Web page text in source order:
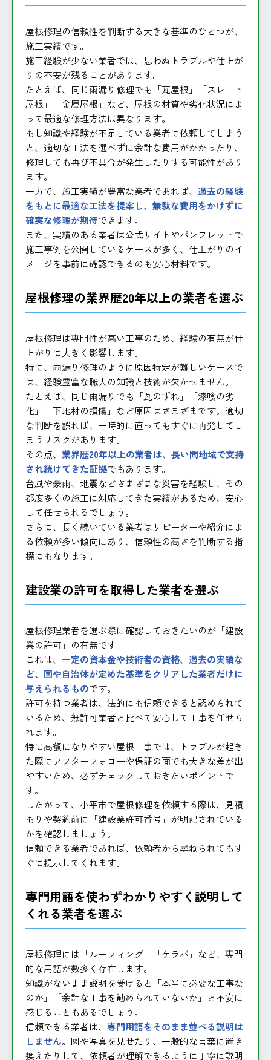
屋根修理の信頼性を判断する大きな基準のひとつが、
施工実績です。
施工経験が少ない業者では、思わぬトラブルや仕上が
りの不安が残ることがあります。
たとえば、同じ雨漏り修理でも「瓦屋根」「スレート
屋根」「金属屋根」など、屋根の材質や劣化状況によ
って最適な修理方法は異なります。
もし知識や経験が不足している業者に依頼してしまう
と、適切な工法を選べずに余計な費用がかかったり、
修理しても再び不具合が発生したりする可能性があり
ます。
一方で、施工実績が豊富な業者であれば、 過去の経験
をもとに最適な工法を提案し、無駄な費用をかけずに
確実な修理が期待できます。
また、実績のある業者は公式サイトやパンフレットで
施工事例を公開しているケースが多く、仕上がりのイ
メージを事前に確認できるのも安心材料です。
屋根修理の業界歴20年以上の業者を選ぶ
屋根修理は専門性が高い工事のため、経験の有無が仕
上がりに大きく影響します。
特に、雨漏り修理のように原因特定が難しいケースで
は、経験豊富な職人の知識と技術が欠かせません。
たとえば、同じ雨漏りでも「瓦のずれ」「漆喰の劣
化」「下地材の損傷」など原因はさまざまです。適切
な判断を誤れば、一時的に直ってもすぐに再発してし
まうリスクがあります。
その点、 業界歴20年以上の業者は、長い間地域で支持
され続けてきた証拠でもあります。
台風や豪雨、地震などさまざまな災害を経験し、その
都度多くの施工に対応してきた実績があるため、安心
して任せられるでしょう。
さらに、長く続いている業者はリピーターや紹介によ
る依頼が多い傾向にあり、信頼性の高さを判断する指
標にもなります。
建設業の許可を取得した業者を選ぶ
屋根修理業者を選ぶ際に確認しておきたいのが「建設
業の許可」の有無です。
これは、 一定の資本金や技術者の資格、過去の実績な
ど、国や自治体が定めた基準をクリアした業者だけに
与えられるものです。
許可を持つ業者は、法的にも信頼できると認められて
いるため、無許可業者と比べて安心して工事を任せら
れます。
特に高額になりやすい屋根工事では、トラブルが起き
た際にアフターフォローや保証の面でも大きな差が出
やすいため、必ずチェックしておきたいポイントで
す。
したがって、小平市で屋根修理を依頼する際は、見積
もりや契約前に「建設業許可番号」が明記されている
かを確認しましょう。
信頼できる業者であれば、依頼者から尋ねられてもす
ぐに提示してくれます。
専門用語を使わずわかりやすく説明して
くれる業者を選ぶ
屋根修理には「ルーフィング」「ケラバ」など、専門
的な用語が数多く存在します。
知識がないまま説明を受けると「本当に必要な工事な
のか」「余計な工事を勧められていないか」と不安に
感じることもあるでしょう。
信頼できる業者は、 専門用語をそのまま並べる説明は
しません。図や写真を見せたり、一般的な言葉に置き
換えたりして、依頼者が理解できるように丁寧に説明